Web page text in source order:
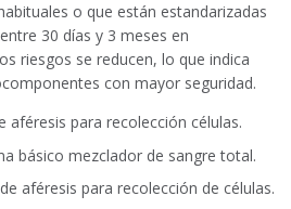
o que están estandarizadas
30 días y 3 meses en
riesgos se reducen, lo que indica
con mayor seguridad.
aféresis para recolección células.
básico mezclador de sangre total.
aféresis para recolección de células.